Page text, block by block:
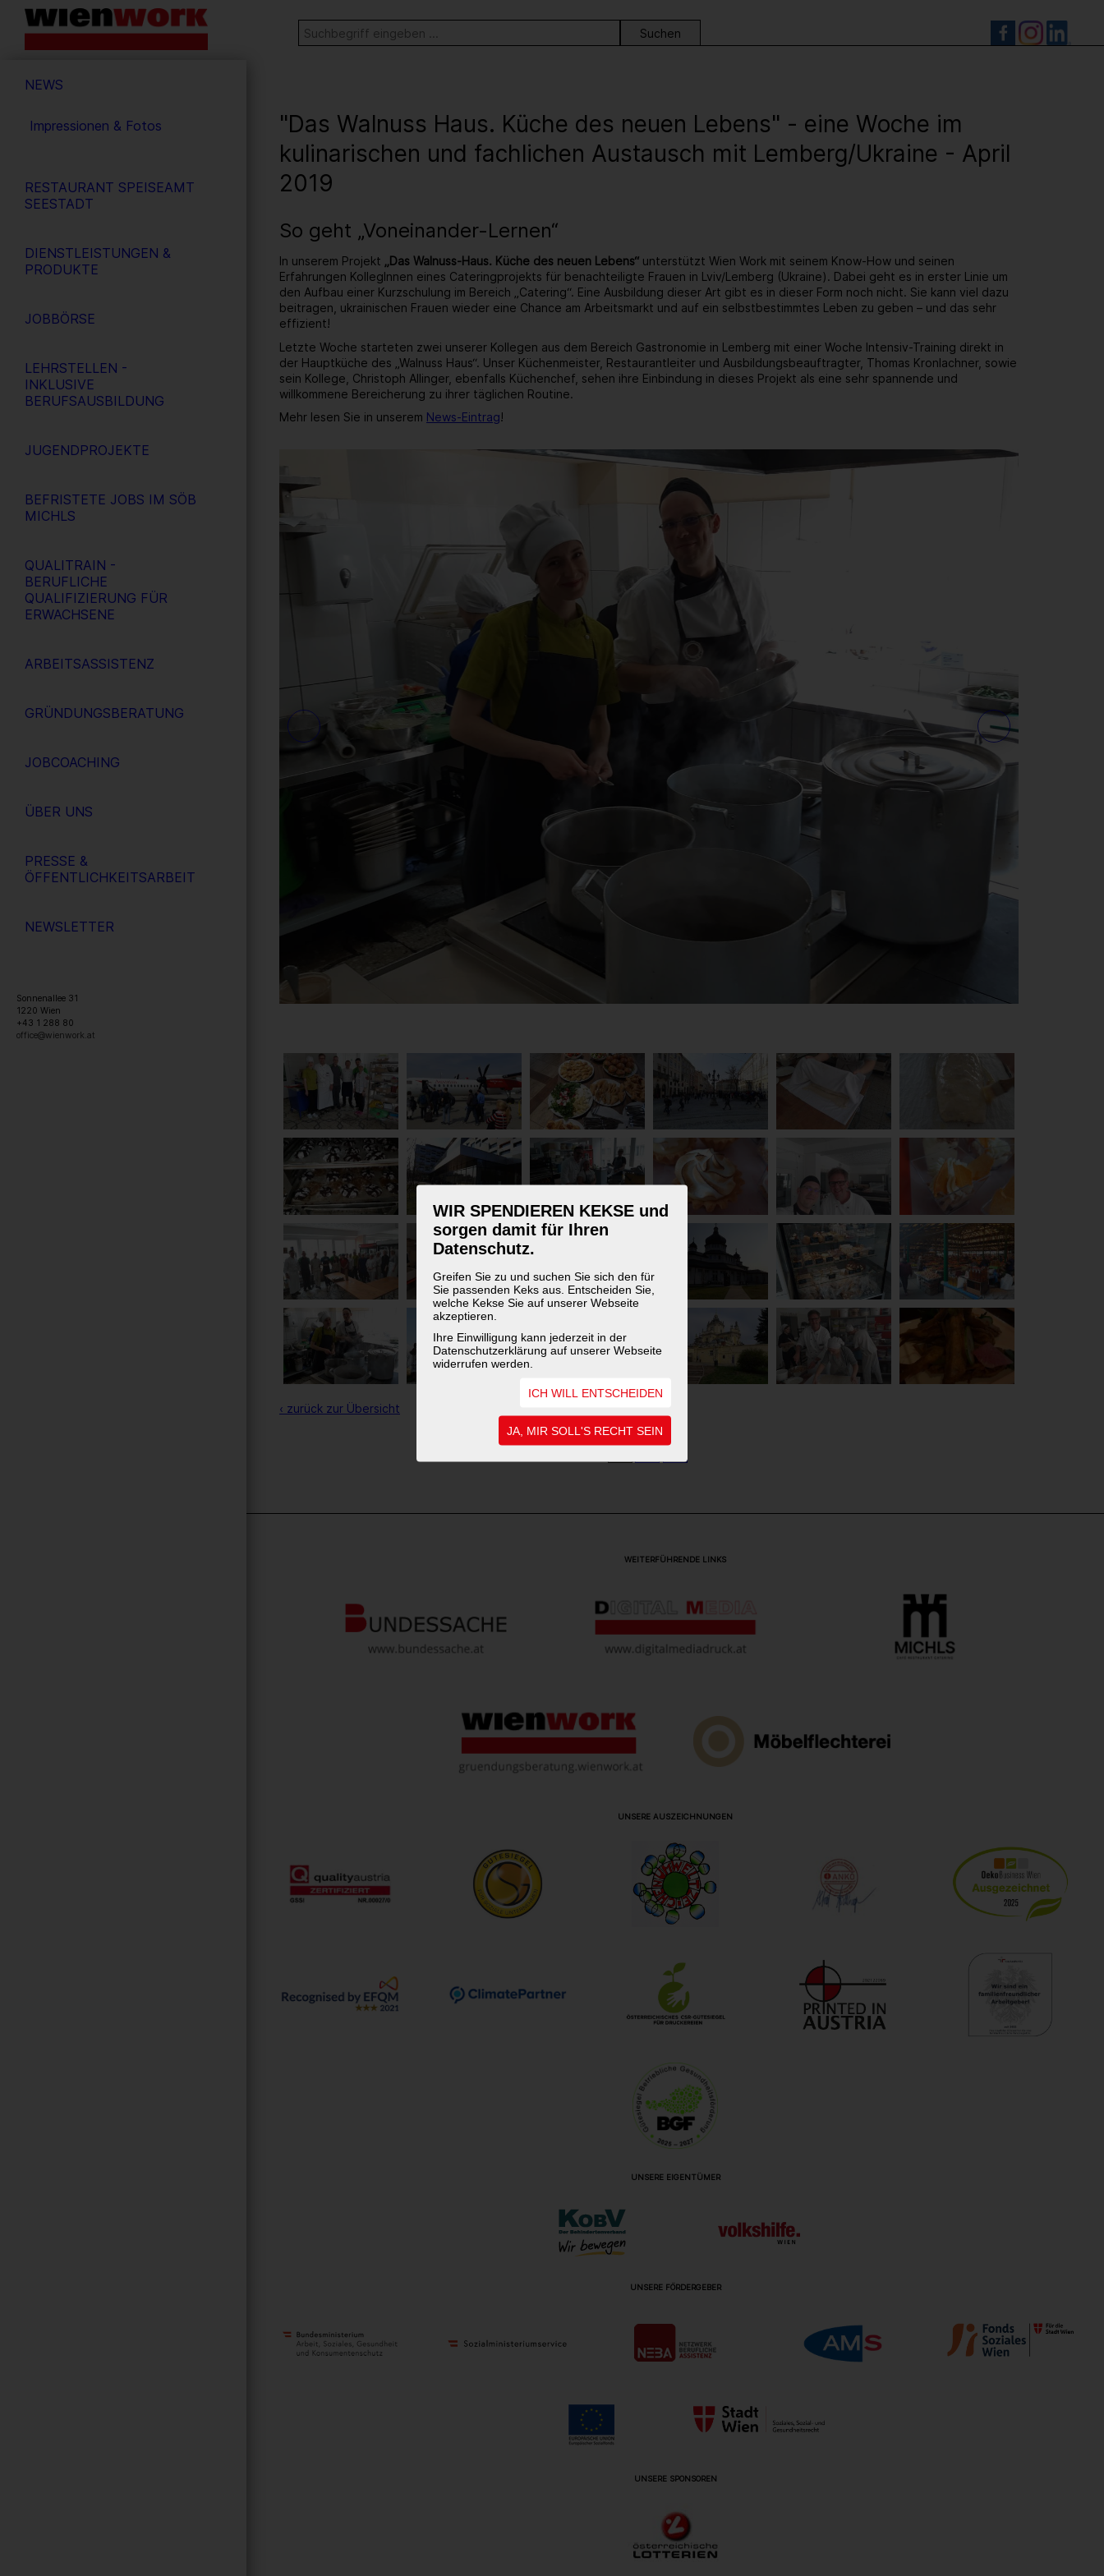
WIR SPENDIEREN KEKSE und
sorgen damit für Ihren
Datenschutz.
Greifen Sie zu und suchen Sie sich den für
Sie passenden Keks aus. Entscheiden Sie,
welche Kekse Sie auf unserer Webseite
akzeptieren.
Ihre Einwilligung kann jederzeit in der
Datenschutzerklärung auf unserer Webseite
widerrufen werden.
ICH WILL ENTSCHEIDEN
JA, MIR SOLL'S RECHT SEIN
Barrierefreie
Bedienung
Webseite
Stichwortsuche
SUCHE
NEWS
Impressionen & Fotos
RESTAURANT SPEISEAMT
SEESTADT
DIENSTLEISTUNGEN &
PRODUKTE
JOBBÖRSE
LEHRSTELLEN -
INKLUSIVE
BERUFSAUSBILDUNG
JUGENDPROJEKTE
BEFRISTETE JOBS IM SÖB
MICHLS
QUALITRAIN -
BERUFLICHE
QUALIFIZIERUNG FÜR
ERWACHSENE
ARBEITSASSISTENZ
GRÜNDUNGSBERATUNG
JOBCOACHING
ÜBER UNS
PRESSE &
ÖFFENTLICHKEITSARBEIT
NEWSLETTER
Sonnenallee 31
1220 Wien
+43 1 288 80
office@wienwork.at
"Das Walnuss Haus. Küche des neuen Lebens" - eine Woche im
kulinarischen und fachlichen Austausch mit Lemberg/Ukraine - April
2019
So geht „Voneinander-Lernen“
In unserem Projekt „Das Walnuss-Haus. Küche des neuen Lebens“ unterstützt Wien Work mit seinem Know-How und seinen
Erfahrungen KollegInnen eines Cateringprojekts für benachteiligte Frauen in Lviv/Lemberg (Ukraine). Dabei geht es in erster Linie um
den Aufbau einer Kurzschulung im Bereich „Catering“. Eine Ausbildung dieser Art gibt es in dieser Form noch nicht. Sie kann viel dazu
beitragen, ukrainischen Frauen wieder eine Chance am Arbeitsmarkt und auf ein selbstbestimmtes Leben zu geben – und das sehr
effizient!
Letzte Woche starteten zwei unserer Kollegen aus dem Bereich Gastronomie in Lemberg mit einer Woche Intensiv-Training direkt in
der Hauptküche des „Walnuss Haus“. Unser Küchenmeister, Restaurantleiter und Ausbildungsbeauftragter, Thomas Kronlachner, sowie
sein Kollege, Christoph Allinger, ebenfalls Küchenchef, sehen ihre Einbindung in dieses Projekt als eine sehr spannende und
willkommene Bereicherung zu ihrer täglichen Routine.
Mehr lesen Sie in unserem News-Eintrag!
‹ zurück zur Übersicht
WEITERFÜHRENDE LINKS
UNSERE AUSZEICHNUNGEN
UNSERE EIGENTÜMER
UNSERE FÖRDERGEBER
UNSERE SPONSOREN